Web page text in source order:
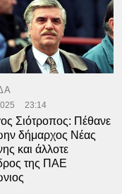
23:14
Σιότροπος: Πέθανε
δήμαρχος Νέας
και άλλοτε
της ΠΑΕ